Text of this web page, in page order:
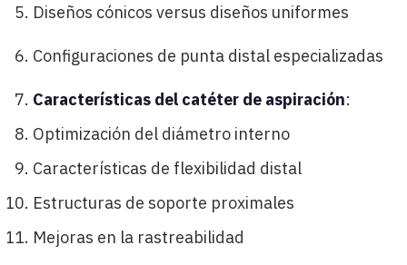
Diseños cónicos versus diseños uniformes
Configuraciones de punta distal especializadas
Características del catéter de aspiración:
Optimización del diámetro interno
Características de flexibilidad distal
Estructuras de soporte proximales
Mejoras en la rastreabilidad